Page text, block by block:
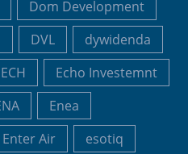
Dom Development
DVL
dywidenda
ECH
Echo Investemnt
Enea
Enter Air
esotiq